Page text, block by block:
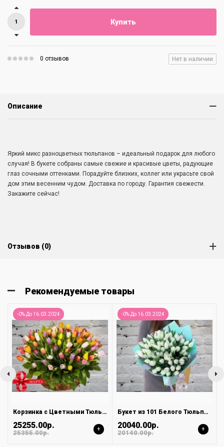
Купить
0 отзывов Нет в наличии
Описание
Яркий микс разноцветных тюльпанов – идеальный подарок для любого
случая! В букете собраны самые свежие и красивые цветы, радующие
глаз сочными оттенками. Порадуйте близких, коллег или украсьте свой
дом этим весенним чудом. Доставка по городу. Гарантия свежести.
Закажите сейчас!
Отзывов (0)
Рекомендуемые товары
-0% До 16.03.2024
Корзинка с Цветными Тюльпанами МИКС MIX
25255.00р.
25355.00р. +
-0% До 16.03.2024
Букет из 101 Белого Тюльпана в Бирюзовой Упаковке
20040.00р.
20140.00р. +